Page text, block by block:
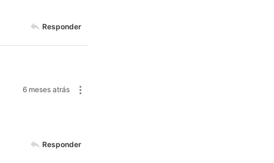
Responder
6 meses atrás
Responder